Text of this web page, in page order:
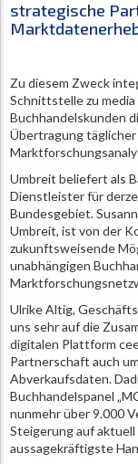
strategische
Zu diesem Zweck
Schnittstelle zu
Buchhandelskunden
Übertragung
Umbreit beliefert als
Dienstleister für
Bundesgebiet.
Umbreit, ist von der
zukunftsweisende
unabhängigen
Ulrike Altig,
uns sehr auf die
digitalen Plattform
Partnerschaft auch
Abverkaufsdaten.
Buchhandelspanel
nunmehr über 9.000
Steigerung auf
aussagekräftigste